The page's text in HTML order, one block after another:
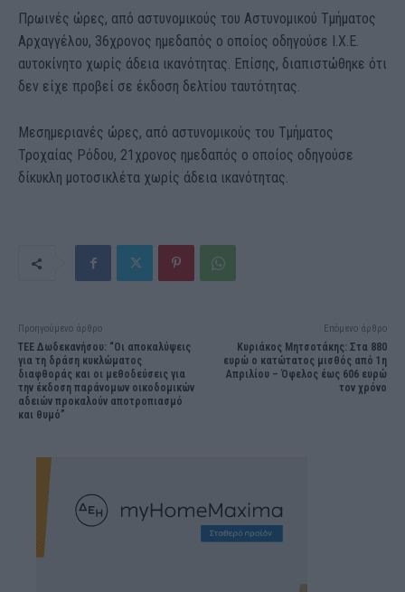
Πρωινές ώρες, από αστυνομικούς του Αστυνομικού Τμήματος
Αρχαγγέλου, 36χρονος ημεδαπός ο οποίος οδηγούσε Ι.Χ.Ε.
αυτοκίνητο χωρίς άδεια ικανότητας. Επίσης, διαπιστώθηκε ότι
δεν είχε προβεί σε έκδοση δελτίου ταυτότητας.
Μεσημεριανές ώρες, από αστυνομικούς του Τμήματος
Τροχαίας Ρόδου, 21χρονος ημεδαπός ο οποίος οδηγούσε
δίκυκλη μοτοσικλέτα χωρίς άδεια ικανότητας.
Προηγούμενο άρθρο
ΤΕΕ Δωδεκανήσου: “Οι αποκαλύψεις
για τη δράση κυκλώματος
διαφθοράς και οι μεθοδεύσεις για
την έκδοση παράνομων οικοδομικών
αδειών προκαλούν αποτροπιασμό
και θυμό”
Επόμενο άρθρο
Κυριάκος Μητσοτάκης: Στα 880
ευρώ ο κατώτατος μισθός από 1η
Απριλίου – Όφελος έως 606 ευρώ
τον χρόνο